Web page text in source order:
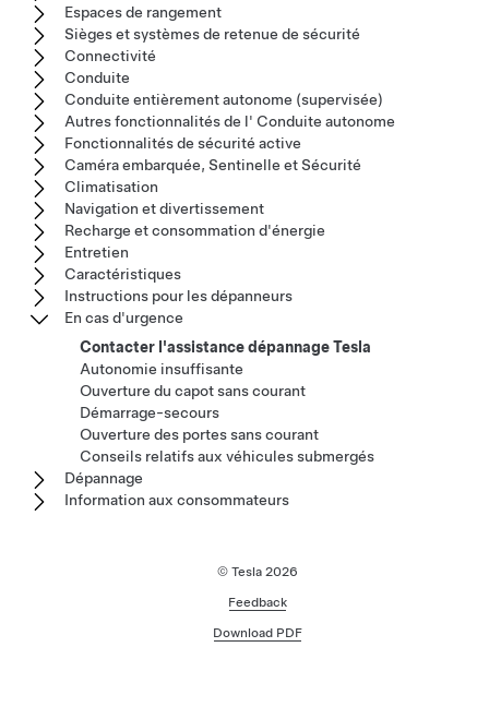
Espaces de rangement
Sièges et systèmes de retenue de sécurité
Connectivité
Conduite
Conduite entièrement autonome (supervisée)
Autres fonctionnalités de l' Conduite autonome
Fonctionnalités de sécurité active
Caméra embarquée, Sentinelle et Sécurité
Climatisation
Navigation et divertissement
Recharge et consommation d'énergie
Entretien
Caractéristiques
Instructions pour les dépanneurs
En cas d'urgence
Contacter l'assistance dépannage Tesla
Autonomie insuffisante
Ouverture du capot sans courant
Démarrage-secours
Ouverture des portes sans courant
Conseils relatifs aux véhicules submergés
Dépannage
Information aux consommateurs
© Tesla 2026
Feedback
Download PDF